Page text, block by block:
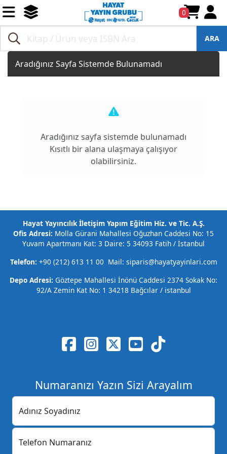
0
ARA
Aradığınız Sayfa Sistemde Bulunamadı
Aradığınız sayfa sistemde bulunamadı
Kısıtlı bir alana ulaşmaya çalışıyor
olabilirsiniz.
Hayat Yayıncılık İletişim Yapım Eğitim Hiz. ve Tic. A.Ş.
Ofis Adresi: Molla Gürani Mahallesi Oğuzhan Caddesi No: 15
Yuvam Apartmanı Kat: 3 Daire: 5 34093 Fatih / İstanbul
Telefon: +90 (212) 613 11 00 Mail: siparis@hayatyayinlari.com
Depo Adresi: Göztepe Mahallesi İnönü Caddesi 2374 Sokak No:
92/A Zemin Kat No: 1 34218 Bağcılar / istanbul
Numaranızı Yazın Sizi Arayalım
Adınız Soyadınız
Telefon Numaranız